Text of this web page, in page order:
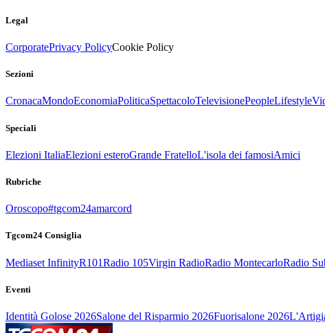
Legal
CorporatePrivacy PolicyCookie Policy
Sezioni
CronacaMondoEconomiaPoliticaSpettacoloTelevisionePeopleLifestyle
Speciali
Elezioni ItaliaElezioni esteroGrande FratelloL'isola dei famosiAmici
Rubriche
Oroscopo#tgcom24amarcord
Tgcom24 Consiglia
Mediaset InfinityR101Radio 105Virgin RadioRadio MontecarloRadio
Eventi
Identità Golose 2026Salone del Risparmio 2026Fuorisalone 2026